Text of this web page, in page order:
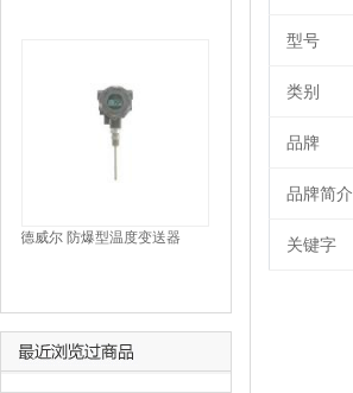
型号
类别
品牌
品牌简介
关键字
德威尔 防爆型温度变送器